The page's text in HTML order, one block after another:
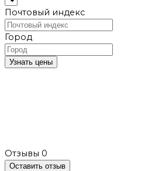
Почтовый индекс
Город
Узнать цены
Отзывы 0
Оставить отзыв